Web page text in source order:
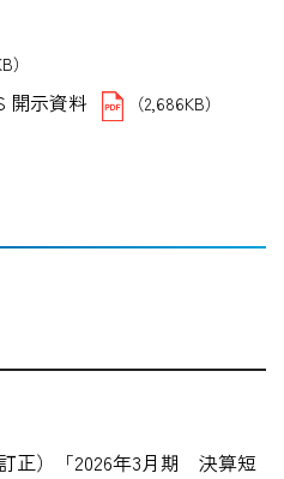
）
開示資料 （2,686KB）
訂正）「2026年3月期 決算短